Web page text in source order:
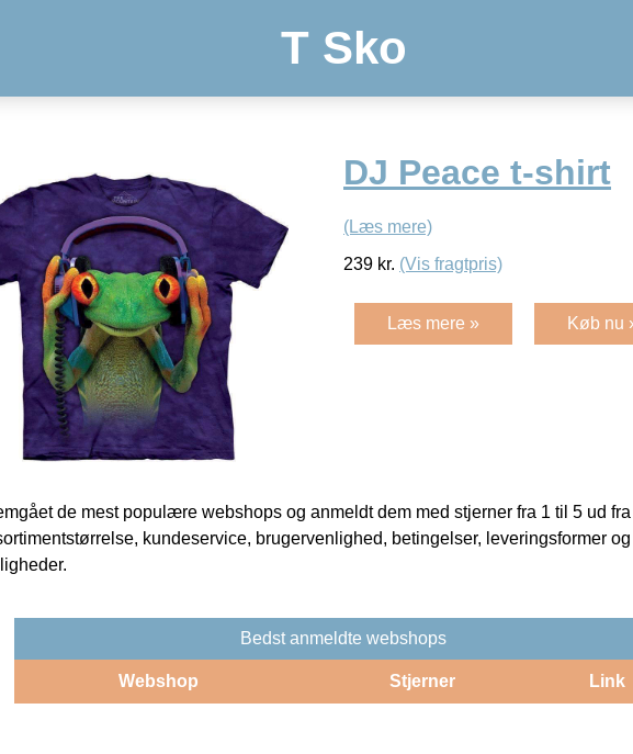
T Sko
DJ Peace t-shirt
(Læs mere)
239 kr. (Vis fragtpris)
Læs mere » Køb nu
de mest populære webshops og anmeldt dem med stjerner fra 1 til 5 ud
kundeservice, brugervenlighed, betingelser, leveringsformer og
Bedst anmeldte webshops
Webshop Stjerner Link